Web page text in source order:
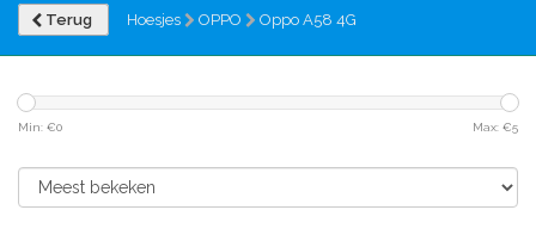
Terug Hoesjes OPPO Oppo A58 4G
Min: €0 Max: €5